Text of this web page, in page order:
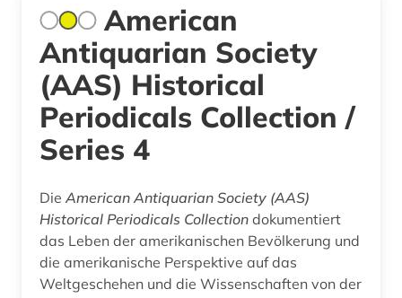
American
Antiquarian Society
(AAS) Historical
Periodicals Collection /
Series 4
Die American Antiquarian Society (AAS)
Historical Periodicals Collection dokumentiert
das Leben der amerikanischen Bevölkerung und
die amerikanische Perspektive auf das
Weltgeschehen und die Wissenschaften von der